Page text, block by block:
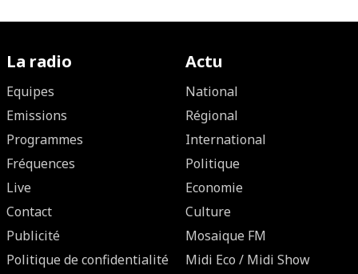
La radio
Equipes
Emissions
Programmes
Fréquences
Live
Contact
Publicité
Politique de confidentialité
Actu
National
Régional
International
Politique
Economie
Culture
Mosaique FM
Midi Eco / Midi Show